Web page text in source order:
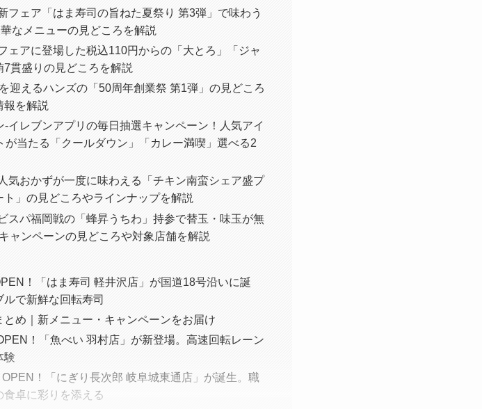
フェア「はま寿司の旨ねた夏祭り 第3弾」で味わう
なメニューの見どころを解説
ェアに登場した税込110円からの「大とろ」「ジャ
貫盛りの見どころを解説
迎えるハンズの「50周年創業祭 第1弾」の見どころ
報を解説
イレブンアプリの毎日抽選キャンペーン！人気アイ
当たる「クールダウン」「カレー満喫」選べる2
気おかずが一度に味わえる「チキン南蛮シェア盛プ
」の見どころやラインナップを解説
スパ福岡戦の「蜂昇うちわ」持参で替玉・味玉が無
ャンペーンの見どころや対象店舗を解説
！「はま寿司 軽井沢店」が国道18号沿いに誕
で新鮮な回転寿司
とめ｜新メニュー・キャンペーンをお届け
！「魚べい 羽村店」が新登場。高速回転レーン
験
！「にぎり長次郎 岐阜城東通店」が誕生。職
卓に彩りを添える